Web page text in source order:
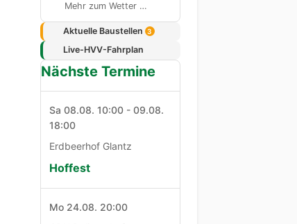
Mehr zum Wetter …
Aktuelle Baustellen 3
Live-HVV-Fahrplan
Nächste Termine
Sa 08.08. 10:00 - 09.08.
18:00
Erdbeerhof Glantz
Hoffest
Mo 24.08. 20:00